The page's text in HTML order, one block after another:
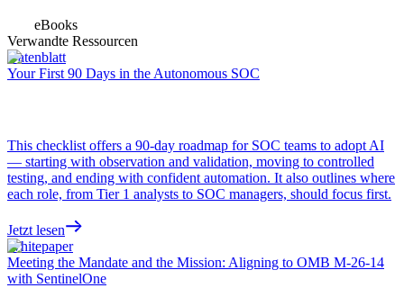
eBooks
Verwandte Ressourcen
Datenblatt
Your First 90 Days in the Autonomous SOC
This checklist offers a 90-day roadmap for SOC teams to adopt AI
— starting with observation and validation, moving to controlled
testing, and ending with confident automation. It also outlines where
each role, from Tier 1 analysts to SOC managers, should focus first.
Jetzt lesen
Whitepaper
Meeting the Mandate and the Mission: Aligning to OMB M-26-14
with SentinelOne